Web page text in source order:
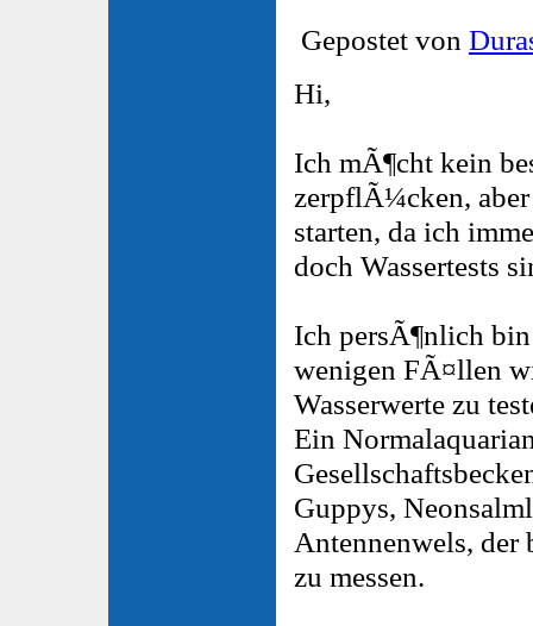
Gepostet von
Hi,
Ich mÃ¶cht kein
zerpflÃ¼cken,
starten, da ich
doch Wassertests
Ich persÃ¶nlich
wenigen FÃ¤llen
Wasserwerte zu
Ein
Guppys,
Antennenwels,
zu messen.